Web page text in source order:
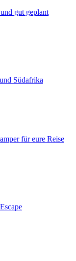
gut geplant
Südafrika
für eure Reise